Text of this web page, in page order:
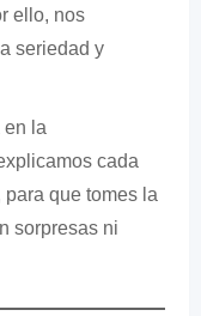
ello, nos
seriedad y
en la
cada
que tomes la
sorpresas ni